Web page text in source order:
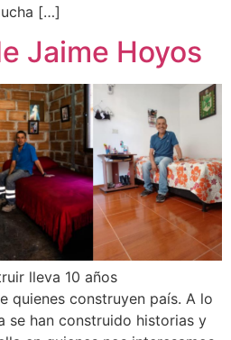
[…]
Jaime Hoyos
lleva 10 años
quienes construyen país. A lo
se han construido historias y